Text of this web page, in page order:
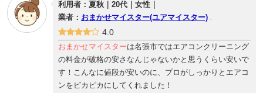
利用者：夏秋｜20代｜女性｜
業者： おまかせマイスター(ユアマイスター)
4.0
おまかせマイスターは名張市ではエアコンクリーニング
の料金が破格の安さなんじゃないかと思うくらい安いで
す！こんなに値段が安いのに、プロがしっかりとエアコ
ンをピカピカにしてくれました！